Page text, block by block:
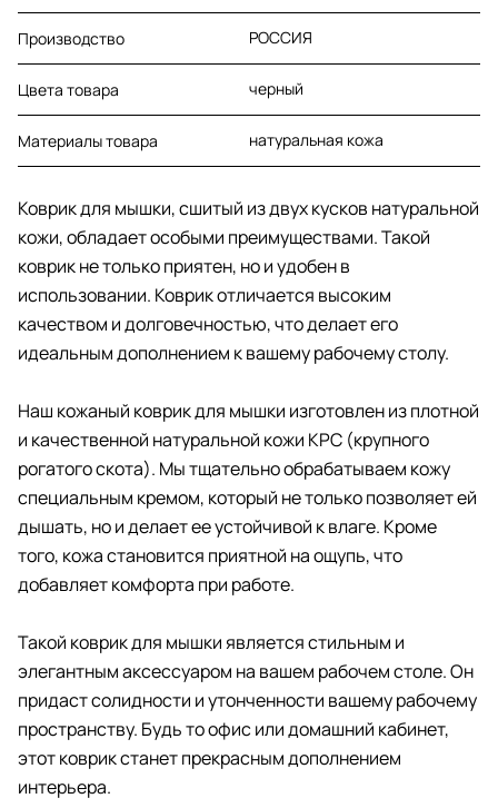
Производство РОССИЯ
Цвета товара черный
Материалы товара натуральная кожа
Коврик для мышки, сшитый из двух кусков натуральной
кожи, обладает особыми преимуществами. Такой
коврик не только приятен, но и удобен в
использовании. Коврик отличается высоким
качеством и долговечностью, что делает его
идеальным дополнением к вашему рабочему столу.
Наш кожаный коврик для мышки изготовлен из плотной
и качественной натуральной кожи КРС (крупного
рогатого скота). Мы тщательно обрабатываем кожу
специальным кремом, который не только позволяет ей
дышать, но и делает ее устойчивой к влаге. Кроме
того, кожа становится приятной на ощупь, что
добавляет комфорта при работе.
Такой коврик для мышки является стильным и
элегантным аксессуаром на вашем рабочем столе. Он
придаст солидности и утонченности вашему рабочему
пространству. Будь то офис или домашний кабинет,
этот коврик станет прекрасным дополнением
интерьера.